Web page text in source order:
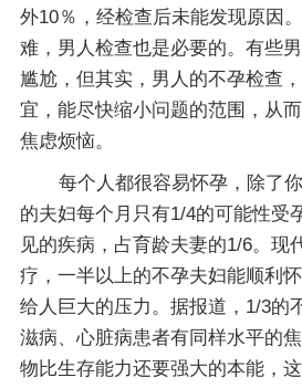
外10％，经检查后未能发现原因
难，男人检查也是必要的。有些
尴尬，但其实，男人的不孕检查
宜，能尽快缩小问题的范围，从
焦虑烦恼。
每个人都很容易怀孕，除了
的夫妇每个月只有1/4的可能性受
见的疾病，占育龄夫妻的1/6。现
疗，一半以上的不孕夫妇能顺利
给人巨大的压力。据报道，1/3的
滋病、心脏病患者有同样水平的
物比生存能力还要强大的本能，